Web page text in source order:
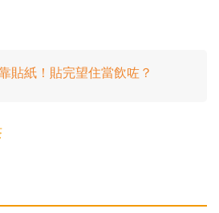
貼紙！貼完望住當飲咗？